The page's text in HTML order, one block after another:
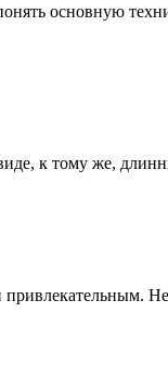
основную
к тому же,